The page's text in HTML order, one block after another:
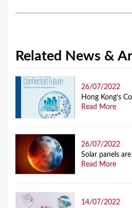
Related News &
26/07/2022
Hong Kong’s
Read More
26/07/2022
Solar panels
Read More
14/07/2022